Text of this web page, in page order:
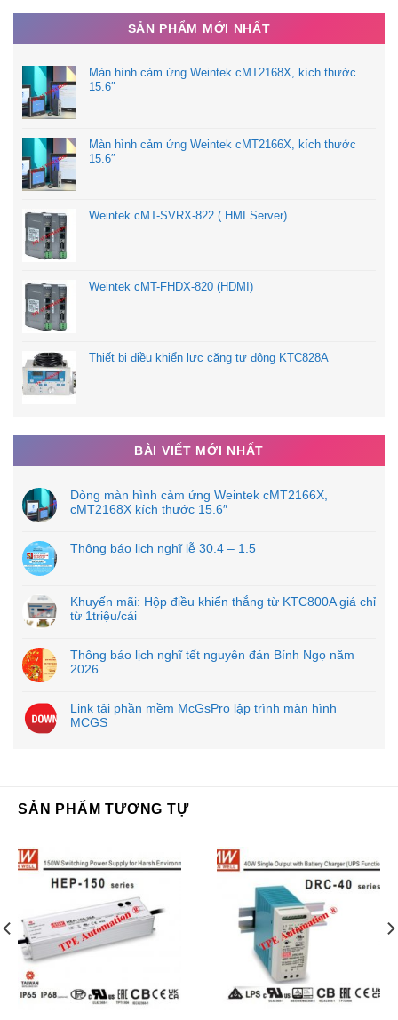
SẢN PHẨM MỚI NHẤT
Màn hình cảm ứng Weintek cMT2168X, kích thước
15.6″
Màn hình cảm ứng Weintek cMT2166X, kích thước
15.6″
Weintek cMT-SVRX-822 ( HMI Server)
Weintek cMT-FHDX-820 (HDMI)
Thiết bị điều khiển lực căng tự động KTC828A
BÀI VIẾT MỚI NHẤT
Dòng màn hình cảm ứng Weintek cMT2166X,
cMT2168X kích thước 15.6″
Thông báo lịch nghĩ lễ 30.4 – 1.5
Khuyến mãi: Hộp điều khiển thắng từ KTC800A giá chỉ
từ 1triệu/cái
Thông báo lịch nghĩ tết nguyên đán Bính Ngọ năm
2026
Link tải phần mềm McGsPro lập trình màn hình
MCGS
SẢN PHẨM TƯƠNG TỰ